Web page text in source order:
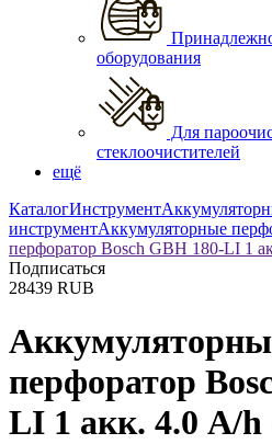
оборудования
Для
стеклоочистителей
ещё
КаталогИнструмент
инструментАккумуляторные
перфоратор Bosch GBH 180-LI 1
Подписаться
28439 RUB
перфоратор
LI 1 акк. 4.0 A/h